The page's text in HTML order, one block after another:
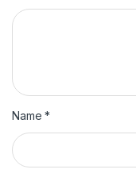
Name*